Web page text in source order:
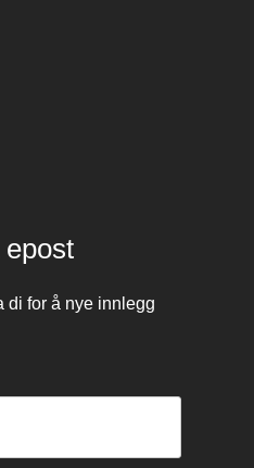
di for å nye innlegg